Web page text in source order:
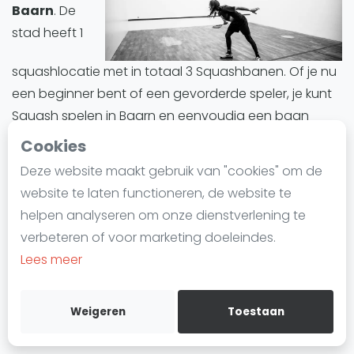
Cookies
Deze website maakt gebruik van "cookies" om de
website te laten functioneren, de website te
helpen analyseren om onze dienstverlening te
verbeteren of voor marketing doeleindes.
Lees meer
Weigeren Toestaan
Laatste
SBN Eredivisie
Agenda
Squash
Squash Den Haag
Baarn. De
stad heeft 1
squashlocatie met in totaal 3 Squashbanen. Of je nu
een beginner bent of een gevorderde speler, je kunt
Squash spelen in Baarn en eenvoudig een baan
reserveren.
Baarn biedt een divers aanbod aan Squashbanen.
Alle Squashbanen in Baarn zijn indoor.
Squashbanen in Baarnzijn ideaal voor iedereen die
deze trend wil uitproberen of zijn vaardigheden wil
verbeteren. Of het nu gaat om training, informele
wedstrijden of competities, Baarn is een ideale plek
om in de wereld van Squash te duiken.